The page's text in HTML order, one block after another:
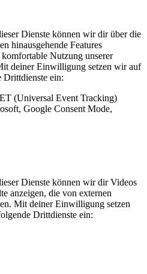
Dienste können wir dir über die
hinausgehende Features
Nutzung unserer
deiner Einwilligung setzen wir auf
Drittdienste ein:
(Universal Event Tracking)
Google Consent Mode,
Dienste können wir dir Videos
anzeigen, die von externen
Mit deiner Einwilligung setzen
Drittdienste ein: